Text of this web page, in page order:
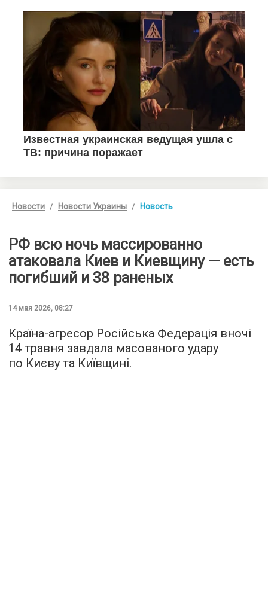
Новости Новости Украины Новость
РФ всю ночь массированно
атаковала Киев и Киевщину — есть
погибший и 38 раненых
14 мая 2026, 08:27
Країна-агресор Російська Федерація вночі
14 травня завдала масованого удару
по Києву та Київщині.